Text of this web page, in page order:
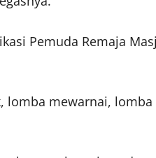
Pemuda Remaja
lomba mewarnai,